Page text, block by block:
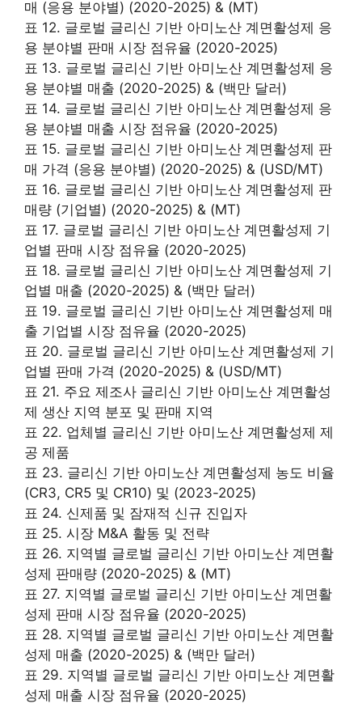
매 (응용 분야별) (2020-2025) & (MT)
표 12. 글로벌 글리신 기반 아미노산 계면활성제 응
용 분야별 판매 시장 점유율 (2020-2025)
표 13. 글로벌 글리신 기반 아미노산 계면활성제 응
용 분야별 매출 (2020-2025) & (백만 달러)
표 14. 글로벌 글리신 기반 아미노산 계면활성제 응
용 분야별 매출 시장 점유율 (2020-2025)
표 15. 글로벌 글리신 기반 아미노산 계면활성제 판
매 가격 (응용 분야별) (2020-2025) & (USD/MT)
표 16. 글로벌 글리신 기반 아미노산 계면활성제 판
매량 (기업별) (2020-2025) & (MT)
표 17. 글로벌 글리신 기반 아미노산 계면활성제 기
업별 판매 시장 점유율 (2020-2025)
표 18. 글로벌 글리신 기반 아미노산 계면활성제 기
업별 매출 (2020-2025) & (백만 달러)
표 19. 글로벌 글리신 기반 아미노산 계면활성제 매
출 기업별 시장 점유율 (2020-2025)
표 20. 글로벌 글리신 기반 아미노산 계면활성제 기
업별 판매 가격 (2020-2025) & (USD/MT)
표 21. 주요 제조사 글리신 기반 아미노산 계면활성
제 생산 지역 분포 및 판매 지역
표 22. 업체별 글리신 기반 아미노산 계면활성제 제
공 제품
표 23. 글리신 기반 아미노산 계면활성제 농도 비율
(CR3, CR5 및 CR10) 및 (2023-2025)
표 24. 신제품 및 잠재적 신규 진입자
표 25. 시장 M&A 활동 및 전략
표 26. 지역별 글로벌 글리신 기반 아미노산 계면활
성제 판매량 (2020-2025) & (MT)
표 27. 지역별 글로벌 글리신 기반 아미노산 계면활
성제 판매 시장 점유율 (2020-2025)
표 28. 지역별 글로벌 글리신 기반 아미노산 계면활
성제 매출 (2020-2025) & (백만 달러)
표 29. 지역별 글로벌 글리신 기반 아미노산 계면활
성제 매출 시장 점유율 (2020-2025)